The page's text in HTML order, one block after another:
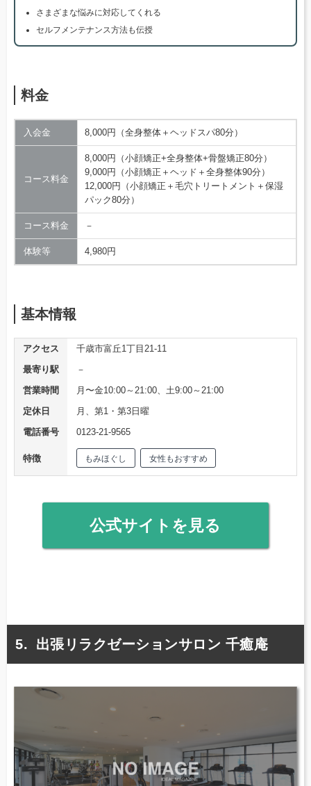
さまざまな悩みに対応してくれる
セルフメンテナンス方法も伝授
料金
入会金 8,000円（全身整体＋ヘッドスパ80分）
コース料金
8,000円（小顔矯正+全身整体+骨盤矯正80分）
9,000円（小顔矯正＋ヘッド＋全身整体90分）
12,000円（小顔矯正＋毛穴トリートメント＋保湿
パック80分）
コース料金 －
体験等 4,980円
基本情報
アクセス
千歳市富丘1丁目21-11
最寄り駅
－
営業時間
月〜金10:00～21:00、土9:00～21:00
定休日
月、第1・第3日曜
電話番号
0123-21-9565
特徴 もみほぐし 女性もおすすめ
公式サイトを見る
出張リラクゼーションサロン 千癒庵